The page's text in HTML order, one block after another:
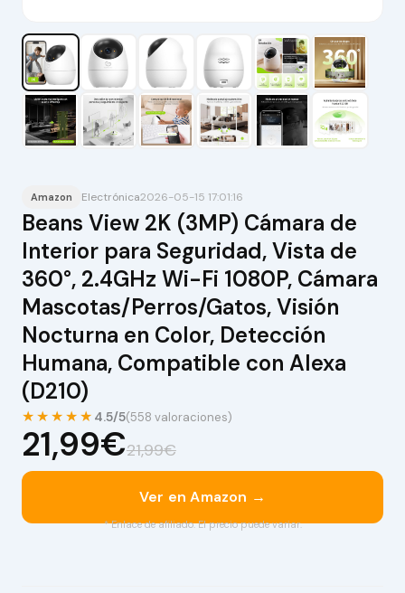
Amazon Electrónica2026-05-15 17:01:16
Beans View 2K (3MP) Cámara de
Interior para Seguridad, Vista de
360°, 2.4GHz Wi-Fi 1080P, Cámara
Mascotas/Perros/Gatos, Visión
Nocturna en Color, Detección
Humana, Compatible con Alexa
(D210)
★★★★★ 4.5/5(558 valoraciones)
21,99€21,99€
Ver en Amazon →
* Enlace de afiliado. El precio puede variar.